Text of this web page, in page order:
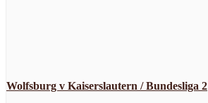
Wolfsburg v Kaiserslautern / Bundesliga 2